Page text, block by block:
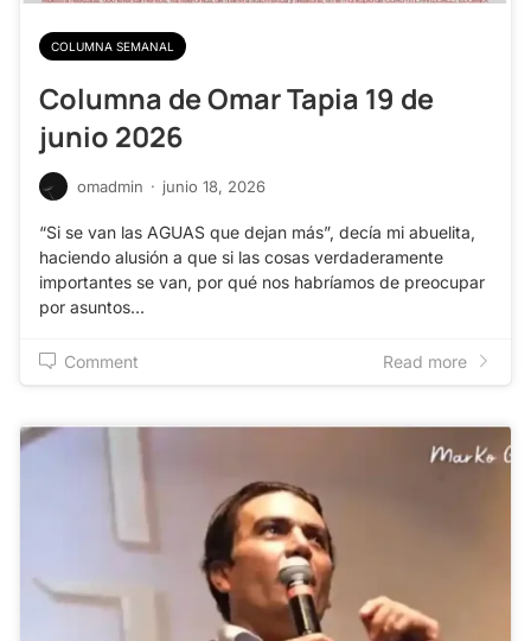
COLUMNA SEMANAL
Columna de Omar Tapia 19 de
junio 2026
omadmin · junio 18, 2026
“Si se van las AGUAS que dejan más”, decía mi abuelita,
haciendo alusión a que si las cosas verdaderamente
importantes se van, por qué nos habríamos de preocupar
por asuntos…
Comment Read more